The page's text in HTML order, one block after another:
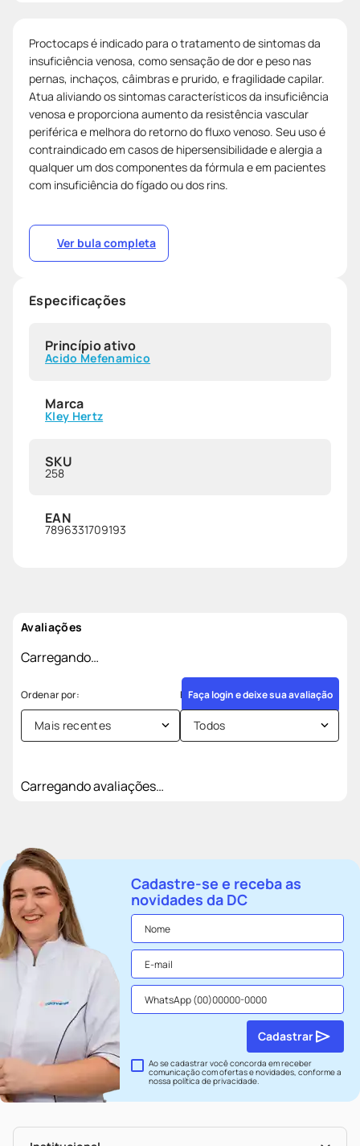
Proctocaps é indicado para o tratamento de sintomas da
insuficiência venosa, como sensação de dor e peso nas
pernas, inchaços, câimbras e prurido, e fragilidade capilar.
Atua aliviando os sintomas característicos da insuficiência
venosa e proporciona aumento da resistência vascular
periférica e melhora do retorno do fluxo venoso. Seu uso é
contraindicado em casos de hipersensibilidade e alergia a
qualquer um dos componentes da fórmula e em pacientes
com insuficiência do fígado ou dos rins.
Ver bula completa
Especificações
Princípio ativo
Acido Mefenamico
Marca
Kley Hertz
SKU
258
EAN
7896331709193
Avaliações
Carregando…
Faça login e deixe sua avaliação
Mais recentes Todos
Carregando avaliações…
Cadastre-se e receba as
novidades da DC
Ao se cadastrar você concorda em receber
comunicação com ofertas e novidades, conforme a
nossapolítica de privacidade.
Cadastrar